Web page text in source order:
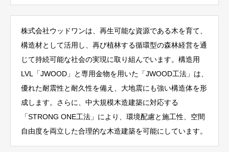
株式会社ウッドワンは、再生可能な資源である木を育て、
構造材として活用し、再び植林する循環型の森林経営を通
じて持続可能な社会の実現に取り組んでいます。構造用
LVL「JWOOD」と専用金物を用いた「JWOOD工法」は、
優れた耐震性と耐久性を備え、大地震にも強い構造体を形
成します。さらに、中大規模木造建築に対応する
「STRONG ONE工法」により、環境配慮と施工性、空間
自由度を両立した合理的な木造建築を可能にしています。